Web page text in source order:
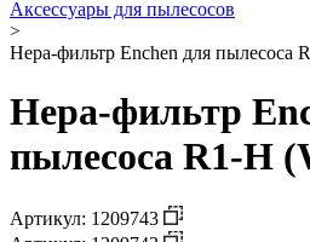
Аксессуары для пылесосов
>
Hepa-фильтр Enchen для пылесоса
Hepa-фильтр
пылесоса R1-H
Артикул: 1209743